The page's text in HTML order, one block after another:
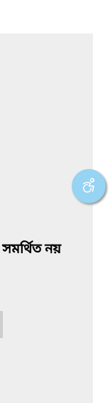
নয়